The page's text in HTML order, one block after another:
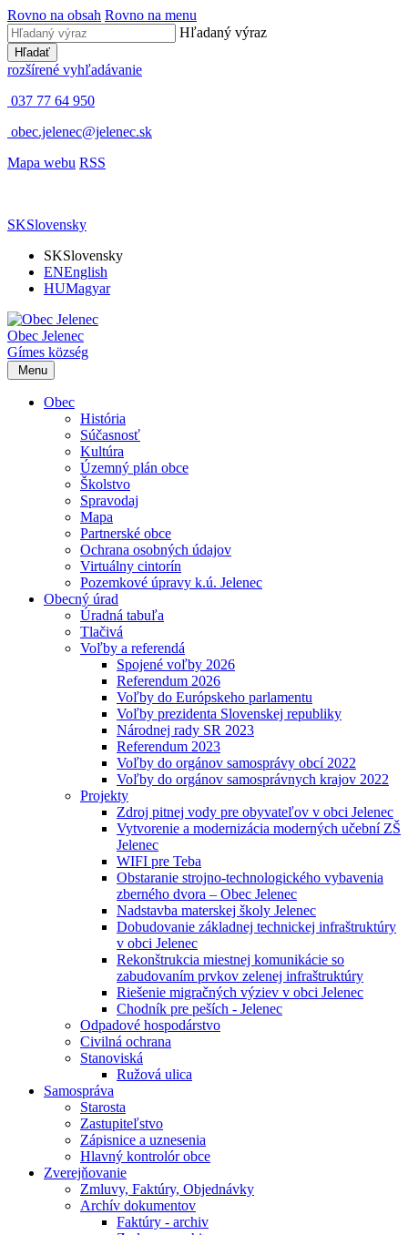
Rovno na obsah Rovno na menu
Hľadaný výraz
Hľadať
rozšírené vyhľadávanie
037 77 64 950
obec.jelenec@jelenec.sk
Mapa webu RSS
SKSlovensky
SKSlovensky
ENEnglish
HUMagyar
Obec Jelenec
Gímes község
Menu
Obec
História
Súčasnosť
Kultúra
Územný plán obce
Školstvo
Spravodaj
Mapa
Partnerské obce
Ochrana osobných údajov
Virtuálny cintorín
Pozemkové úpravy k.ú. Jelenec
Obecný úrad
Úradná tabuľa
Tlačivá
Voľby a referendá
Spojené voľby 2026
Referendum 2026
Voľby do Európskeho parlamentu
Voľby prezidenta Slovenskej republiky
Národnej rady SR 2023
Referendum 2023
Voľby do orgánov samosprávy obcí 2022
Voľby do orgánov samosprávnych krajov 2022
Projekty
Zdroj pitnej vody pre obyvateľov v obci Jelenec
Vytvorenie a modernizácia moderných učební ZŠ
Jelenec
WIFI pre Teba
Obstaranie strojno-technologického vybavenia
zberného dvora – Obec Jelenec
Nadstavba materskej školy Jelenec
Dobudovanie základnej technickej infraštruktúry
v obci Jelenec
Rekonštrukcia miestnej komunikácie so
zabudovaním prvkov zelenej infraštruktúry
Riešenie migračných výziev v obci Jelenec
Chodník pre peších - Jelenec
Odpadové hospodárstvo
Civilná ochrana
Stanoviská
Ružová ulica
Samospráva
Starosta
Zastupiteľstvo
Zápisnice a uznesenia
Hlavný kontrolór obce
Zverejňovanie
Zmluvy, Faktúry, Objednávky
Archív dokumentov
Faktúry - archiv